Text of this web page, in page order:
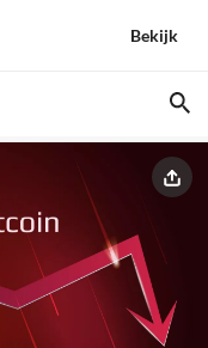
Bekijk